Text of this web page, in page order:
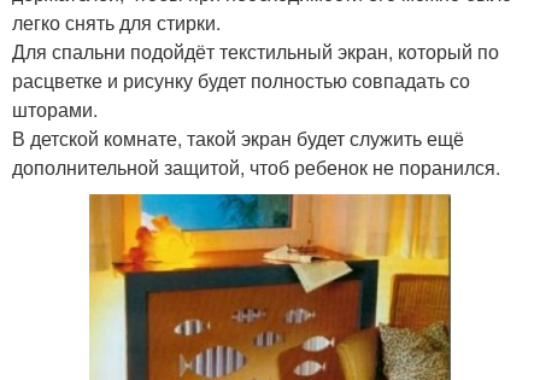
легко снять для стирки.
Для спальни подойдёт текстильный экран, который по
расцветке и рисунку будет полностью совпадать со
шторами.
В детской комнате, такой экран будет служить ещё
дополнительной защитой, чтоб ребенок не поранился.